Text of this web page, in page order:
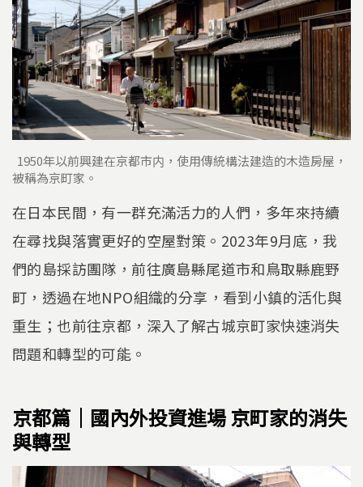
1950年以前興建在京都市内，使用傳統構法建造的木造房屋，
被稱為京町家。
在日本民間，有一群充滿活力的人們，多年來持續
在尋找與落實更好的空屋對策。2023年9月底，我
們的島採訪團隊，前往廣島縣尾道市和鳥取縣鹿野
町，透過在地NPO組織的分享，看到小鎮的活化與
重生；也前往京都，深入了解古城京町家快速消失
問題和轉型的可能。
京都篇｜國內外投資進場 京町家的消失
與轉型